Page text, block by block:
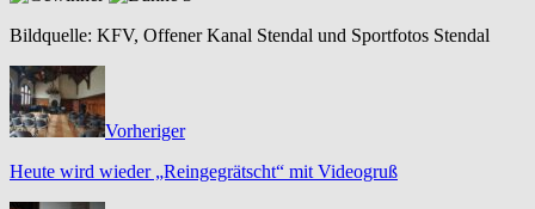
Bildquelle: KFV, Offener Kanal Stendal und Sportfotos Stendal
Vorheriger
Heute wird wieder „Reingegrätscht“ mit Videogruß